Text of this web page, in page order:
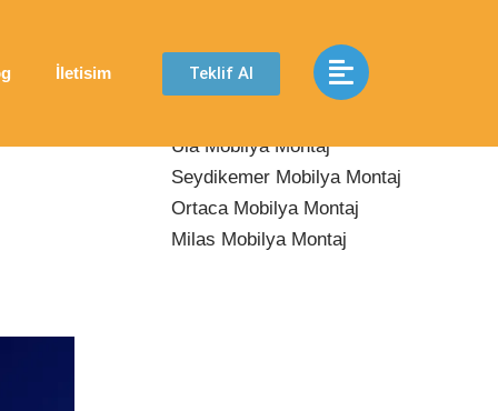
İletisim Teklif Al
Son Yazılar
Ula Mobilya Montaj
Seydikemer Mobilya Montaj
Ortaca Mobilya Montaj
Milas Mobilya Montaj